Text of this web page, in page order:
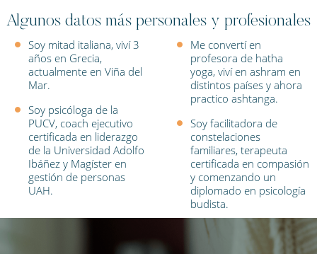
Algunos datos más personales y profesionales
Soy mitad italiana, viví 3
años en Grecia,
actualmente en Viña del
Mar.
Soy psicóloga de la
PUCV, coach ejecutivo
certificada en liderazgo
de la Universidad Adolfo
Ibáñez y Magíster en
gestión de personas
UAH.
Me convertí en
profesora de hatha
yoga, viví en ashram en
distintos países y ahora
practico ashtanga.
Soy facilitadora de
constelaciones
familiares, terapeuta
certificada en compasión
y comenzando un
diplomado en psicología
budista.